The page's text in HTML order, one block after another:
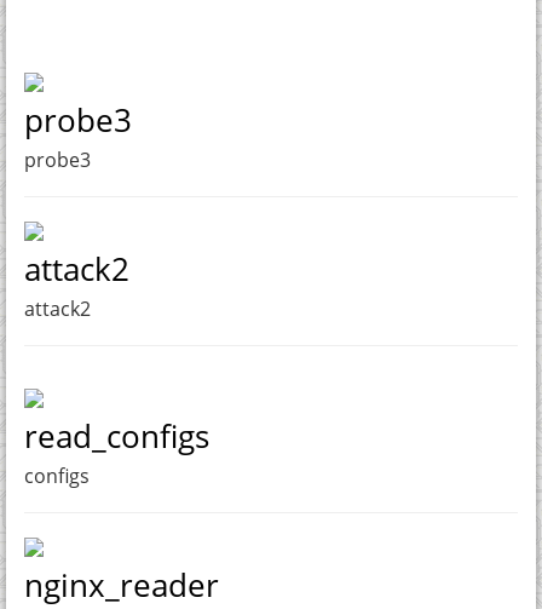
probe3
probe3
attack2
attack2
read_configs
configs
nginx_reader